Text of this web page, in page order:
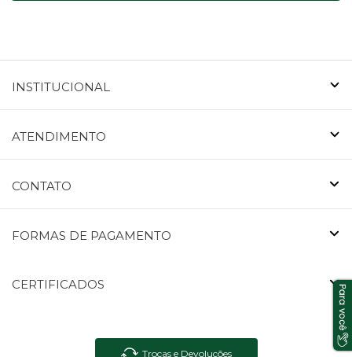
INSTITUCIONAL
ATENDIMENTO
CONTATO
FORMAS DE PAGAMENTO
CERTIFICADOS
Trocas e Devoluções